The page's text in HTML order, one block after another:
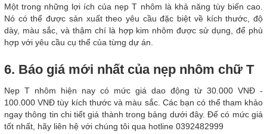
Một trong những lợi ích của nẹp T nhôm là khả năng tùy biến cao.
Nó có thể được sản xuất theo yêu cầu đặc biệt về kích thước, độ
dày, màu sắc, và thậm chí là hợp kim nhôm được sử dụng, để phù
hợp với yêu cầu cụ thể của từng dự án.
6. Báo giá mới nhất của nẹp nhôm chữ T
Nẹp T nhôm hiện nay có mức giá dao động từ 30.000 VNĐ -
100.000 VNĐ tùy kích thước và màu sắc. Các bạn có thể tham khảo
ngay thông tin chi tiết giá thành trong bảng dưới đây. Để có mức giá
tốt nhất, hãy liên hệ với chúng tôi qua hotline 0392482999